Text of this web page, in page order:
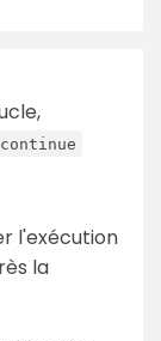
continue
l'exécution
la